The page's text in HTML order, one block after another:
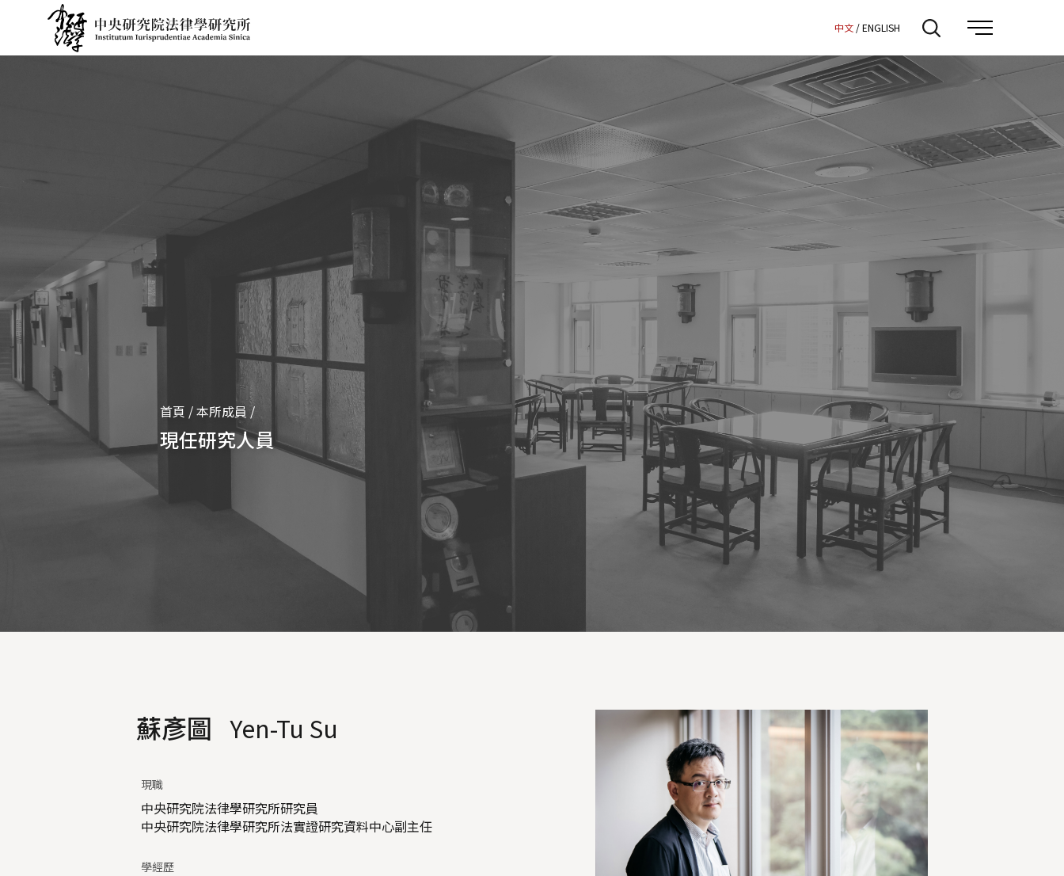
中文 /ENGLISH
首頁 /本所成員 /
現任研究人員
蘇彥圖 Yen-Tu Su
現職
中央研究院法律學研究所研究員
中央研究院法律學研究所法實證研究資料中心副主任
學經歷